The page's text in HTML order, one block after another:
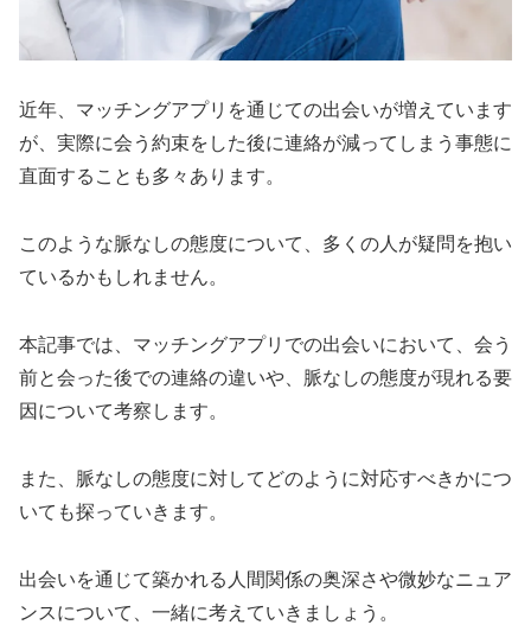
近年、マッチングアプリを通じての出会いが増えています
が、実際に会う約束をした後に連絡が減ってしまう事態に
直面することも多々あります。
このような脈なしの態度について、多くの人が疑問を抱い
ているかもしれません。
本記事では、マッチングアプリでの出会いにおいて、会う
前と会った後での連絡の違いや、脈なしの態度が現れる要
因について考察します。
また、脈なしの態度に対してどのように対応すべきかにつ
いても探っていきます。
出会いを通じて築かれる人間関係の奥深さや微妙なニュア
ンスについて、一緒に考えていきましょう。